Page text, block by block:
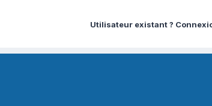
Utilisateur existant ?